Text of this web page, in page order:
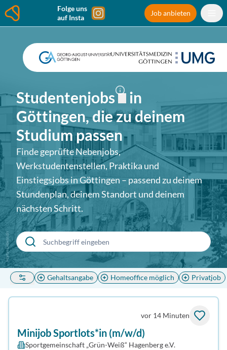
Folge uns
auf Insta
Job anbieten
Martin Liebetruth
Studentenjobs
in
Göttingen, die zu deinem
Studium passen
Finde geprüfte Nebenjobs,
Werkstudentenstellen, Praktika und
Einstiegsjobs inGöttingen – passend zu deinem
Stundenplan, deinem Standort und deinem
nächsten Schritt.
Gehaltsangabe Homeoffice möglich Privatjob
vor 14 Minuten
Minijob Sportlots*in (m/w/d)
Sportgemeinschaft „Grün-Weiß“ Hagenberg e.V.